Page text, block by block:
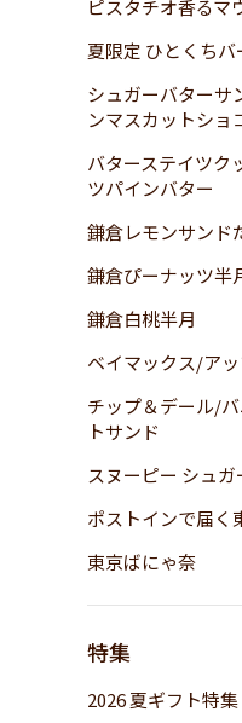
ピスタチオ香るマ
夏限定 ひとくち
シュガーバターサ
ンマスカットショ
バターステイツク
ツパインバター
鎌倉レモンサンド
鎌倉ぴーナッツ半
鎌倉白桃半月
ベイマックス/ア
チップ＆デール/
トサンド
スヌーピー シュ
ポストインで届く
東京ばにゃ奈
特集
2026 夏ギフト特集